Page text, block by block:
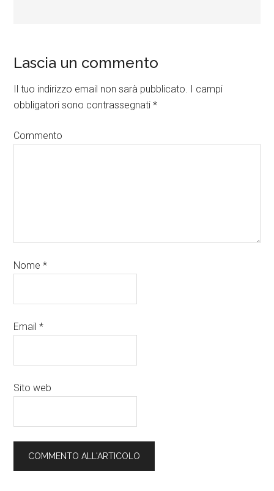
Lascia un commento
Il tuo indirizzo email non sarà pubblicato. I campi
obbligatori sono contrassegnati*
Commento
Nome*
Email*
Sito web